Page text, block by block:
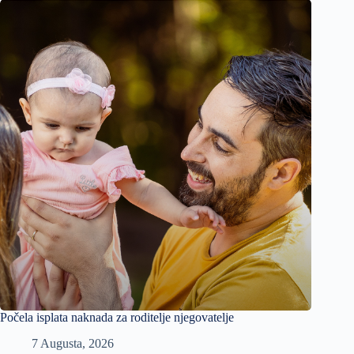
Počela isplata naknada za roditelje njegovatelje
7 Augusta, 2026